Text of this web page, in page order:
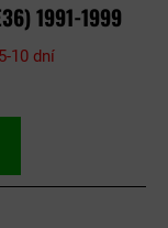
1991-1999
10 dní